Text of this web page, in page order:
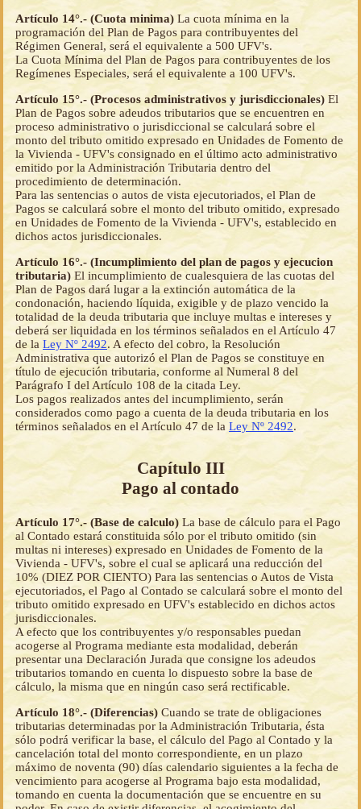
Artículo 14°.- (Cuota minima) La cuota mínima en la
programación del Plan de Pagos para contribuyentes del
Régimen General, será el equivalente a 500 UFV's.
La Cuota Mínima del Plan de Pagos para contribuyentes de los
Regímenes Especiales, será el equivalente a 100 UFV's.
Artículo 15°.- (Procesos administrativos y jurisdiccionales) El
Plan de Pagos sobre adeudos tributarios que se encuentren en
proceso administrativo o jurisdiccional se calculará sobre el
monto del tributo omitido expresado en Unidades de Fomento de
la Vivienda - UFV's consignado en el último acto administrativo
emitido por la Administración Tributaria dentro del
procedimiento de determinación.
Para las sentencias o autos de vista ejecutoriados, el Plan de
Pagos se calculará sobre el monto del tributo omitido, expresado
en Unidades de Fomento de la Vivienda - UFV's, establecido en
dichos actos jurisdiccionales.
Artículo 16°.- (Incumplimiento del plan de pagos y ejecucion
tributaria) El incumplimiento de cualesquiera de las cuotas del
Plan de Pagos dará lugar a la extinción automática de la
condonación, haciendo líquida, exigible y de plazo vencido la
totalidad de la deuda tributaria que incluye multas e intereses y
deberá ser liquidada en los términos señalados en el Artículo 47
de la Ley Nº 2492. A efecto del cobro, la Resolución
Administrativa que autorizó el Plan de Pagos se constituye en
título de ejecución tributaria, conforme al Numeral 8 del
Parágrafo I del Artículo 108 de la citada Ley.
Los pagos realizados antes del incumplimiento, serán
considerados como pago a cuenta de la deuda tributaria en los
términos señalados en el Artículo 47 de la Ley Nº 2492.
Capítulo III
Pago al contado
Artículo 17°.- (Base de calculo) La base de cálculo para el Pago
al Contado estará constituida sólo por el tributo omitido (sin
multas ni intereses) expresado en Unidades de Fomento de la
Vivienda - UFV's, sobre el cual se aplicará una reducción del
10% (DIEZ POR CIENTO) Para las sentencias o Autos de Vista
ejecutoriados, el Pago al Contado se calculará sobre el monto del
tributo omitido expresado en UFV's establecido en dichos actos
jurisdiccionales.
A efecto que los contribuyentes y/o responsables puedan
acogerse al Programa mediante esta modalidad, deberán
presentar una Declaración Jurada que consigne los adeudos
tributarios tomando en cuenta lo dispuesto sobre la base de
cálculo, la misma que en ningún caso será rectificable.
Artículo 18°.- (Diferencias) Cuando se trate de obligaciones
tributarias determinadas por la Administración Tributaria, ésta
sólo podrá verificar la base, el cálculo del Pago al Contado y la
cancelación total del monto correspondiente, en un plazo
máximo de noventa (90) días calendario siguientes a la fecha de
vencimiento para acogerse al Programa bajo esta modalidad,
tomando en cuenta la documentación que se encuentre en su